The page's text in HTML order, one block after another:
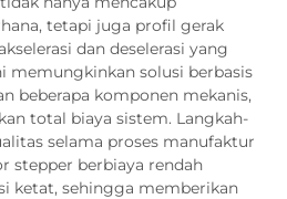
tetapi juga profil gerak
dan deselerasi yang
memungkinkan solusi berbasis
beberapa komponen mekanis,
total biaya sistem. Langkah-
selama proses manufaktur
stepper berbiaya rendah
ketat, sehingga memberikan